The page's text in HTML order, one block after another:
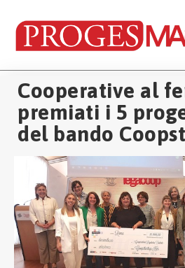
Cooperative al
premiati i 5
del bando